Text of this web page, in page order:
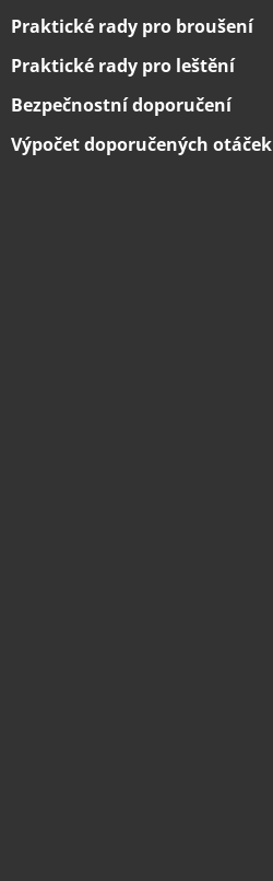
Praktické rady pro broušení
Praktické rady pro leštění
Bezpečnostní doporučení
Výpočet doporučených